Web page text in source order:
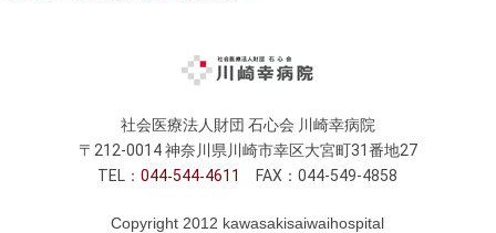
社会医療法人財団 石心会 川崎幸病院
〒212-0014 神奈川県川崎市幸区大宮町31番地27
TEL：044 544 4611 FAX：044-549-4858
Copyright 2012 kawasakisaiwaihospital